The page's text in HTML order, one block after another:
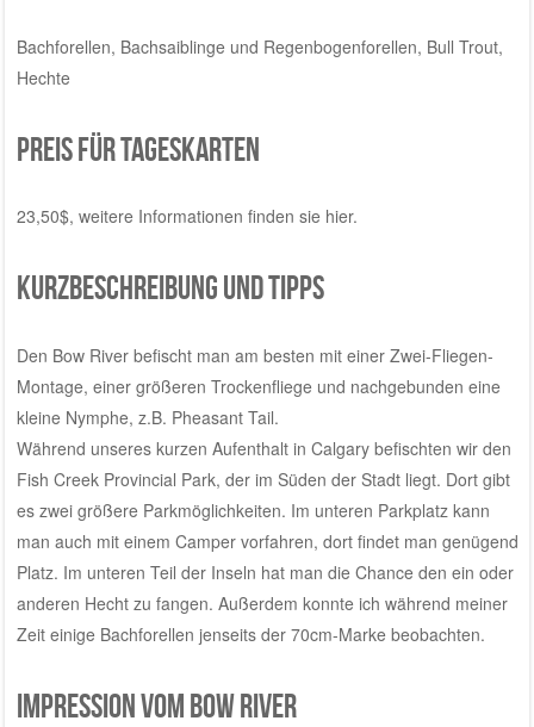
Bachforellen, Bachsaiblinge und Regenbogenforellen, Bull Trout,
Hechte
Preis für Tageskarten
23,50$, weitere Informationen finden sie hier.
Kurzbeschreibung und Tipps
Den Bow River befischt man am besten mit einer Zwei-Fliegen-
Montage, einer größeren Trockenfliege und nachgebunden eine
kleine Nymphe, z.B. Pheasant Tail.
Während unseres kurzen Aufenthalt in Calgary befischten wir den
Fish Creek Provincial Park, der im Süden der Stadt liegt. Dort gibt
es zwei größere Parkmöglichkeiten. Im unteren Parkplatz kann
man auch mit einem Camper vorfahren, dort findet man genügend
Platz. Im unteren Teil der Inseln hat man die Chance den ein oder
anderen Hecht zu fangen. Außerdem konnte ich während meiner
Zeit einige Bachforellen jenseits der 70cm-Marke beobachten.
Impression vom Bow River